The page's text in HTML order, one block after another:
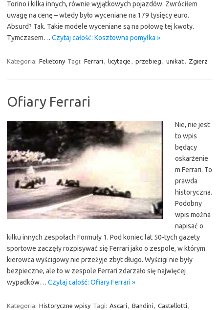
Torino i kilka innych, równie wyjątkowych pojazdów. Zwróciłem
uwagę na cenę – wtedy było wyceniane na 179 tysięcy euro.
Absurd? Tak. Takie modele wyceniane są na połowę tej kwoty.
Tymczasem… Czytaj całość: Kosztowna pomyłka »
Kategoria: Felietony Tagi: Ferrari , licytacje , przebieg , unikat, Zgierz
Ofiary Ferrari
Nie, nie jest
to wpis
będący
oskarżenie
m Ferrari. To
prawda
historyczna.
Podobny
wpis można
napisać o
kilku innych zespołach Formuły 1. Pod koniec lat 50-tych gazety
sportowe zaczęły rozpisywać się Ferrari jako o zespole, w którym
kierowca wyścigowy nie przeżyje zbyt długo. Wyścigi nie były
bezpieczne, ale to w zespole Ferrari zdarzało się najwięcej
wypadków… Czytaj całość: Ofiary Ferrari »
Kategoria: Historyczne wpisy Tagi: Ascari , Bandini , Castellotti ,